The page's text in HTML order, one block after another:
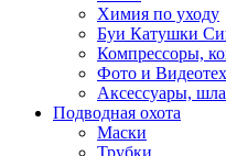
Химия по уходу
Буи Катушки
Компрессоры,
Фото и
Аксессуары,
Подводная охота
Маски
Трубки